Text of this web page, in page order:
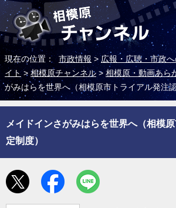
現在の位置： 市政情報 >広報・広聴・市政
イト>相模原チャンネル > 相模原・動画あら
がみはらを世界へ（相模原市トライアル発注
メイドインさがみはらを世界へ（相模
定制度）